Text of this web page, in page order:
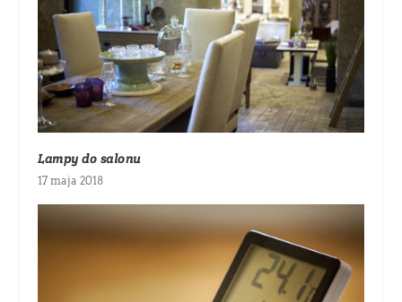
Lampy do salonu
17 maja 2018